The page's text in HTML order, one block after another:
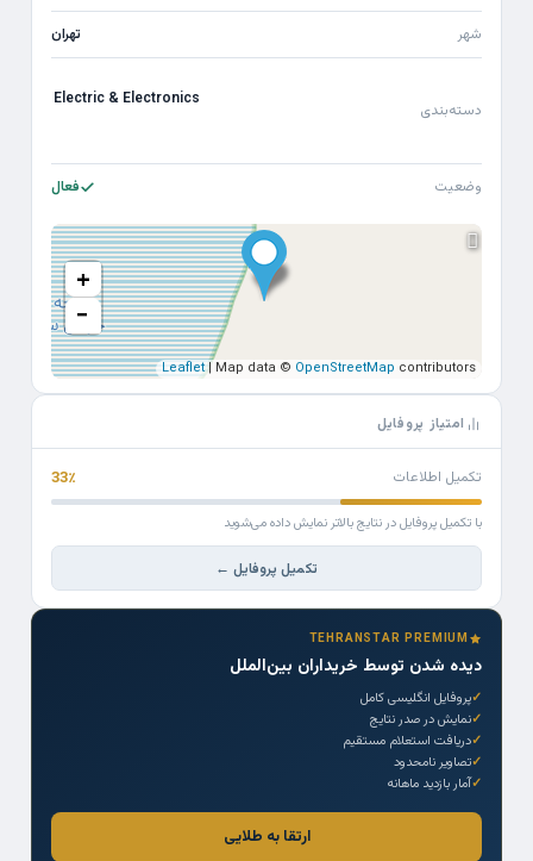
شهر تهران
دسته‌بندی
Electric & Electronics
وضعیت فعال
+
−
Leaflet| Map data © OpenStreetMap contributors
امتیاز پروفایل
تکمیل اطلاعات 33٪
با تکمیل پروفایل در نتایج بالاتر نمایش داده می‌شوید
تکمیل پروفایل ←
TEHRANSTAR PREMIUM
دیده شدن توسط خریداران بین‌الملل
پروفایل انگلیسی کامل
نمایش در صدر نتایج
دریافت استعلام مستقیم
تصاویر نامحدود
آمار بازدید ماهانه
ارتقا به طلایی